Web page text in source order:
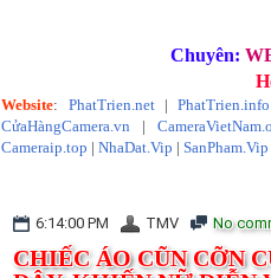
Chuyên:
Website: PhatTrien.net|PhatTrien.info
CửaHàngCamera.vn |
Cameraip.top |NhaDat.Vip |SanPham.Vip
6:14:00 PM TMV No
CHIẾC ÁO CŨN CỠN